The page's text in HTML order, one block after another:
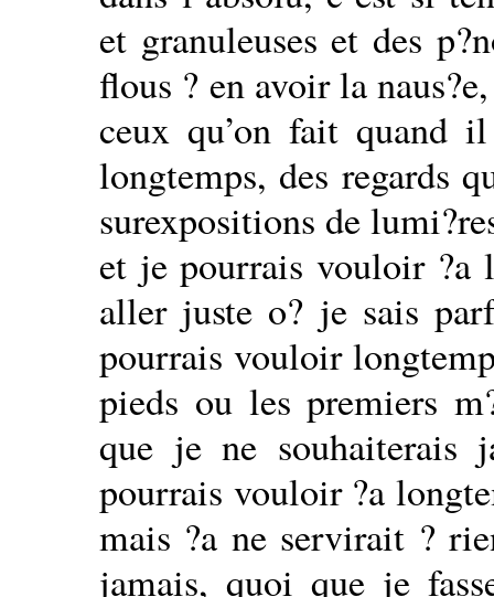
et granuleuses et des
flous ? en avoir la
ceux qu’on fait quand
longtemps, des regards
surexpositions de
et je pourrais vouloir ?a
aller juste o? je sais
pourrais vouloir
pieds ou les premiers
que je ne souhaiterais
pourrais vouloir ?a
mais ?a ne servirait ?
jamais, quoi que je